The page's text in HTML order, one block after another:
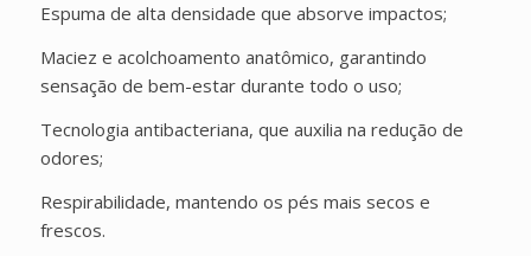
Espuma de alta densidade que absorve impactos;
Maciez e acolchoamento anatômico, garantindo
sensação de bem-estar durante todo o uso;
Tecnologia antibacteriana, que auxilia na redução de
odores;
Respirabilidade, mantendo os pés mais secos e
frescos.